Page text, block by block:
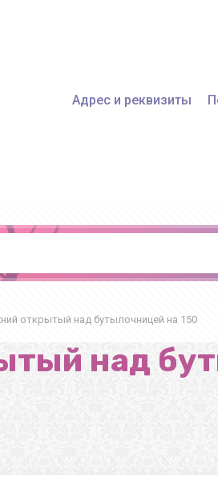
Адрес и реквизиты
открытый над бутылочницей на 150
над